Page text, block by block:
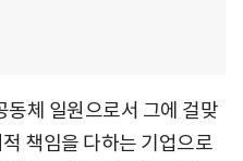
체 일원으로서 그에 걸맞
책임을 다하는 기업으로